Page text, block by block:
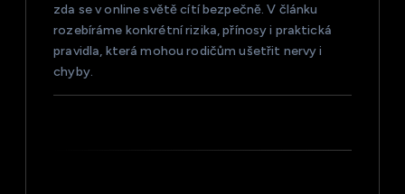
zda se v online světě cítí bezpečně. V článku
rozebíráme konkrétní rizika, přínosy i praktická
pravidla, která mohou rodičům ušetřit nervy i
chyby.